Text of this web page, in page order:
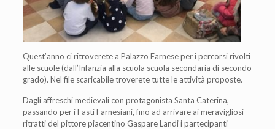
Quest’anno ci ritroverete a Palazzo Farnese per i percorsi rivolti
alle scuole (dall’Infanzia alla scuola scuola secondaria di secondo
grado). Nel file scaricabile troverete tutte le attività proposte.
Dagli affreschi medievali con protagonista Santa Caterina,
passando per i Fasti Farnesiani, fino ad arrivare ai meravigliosi
ritratti del pittore piacentino Gaspare Landi i partecipanti